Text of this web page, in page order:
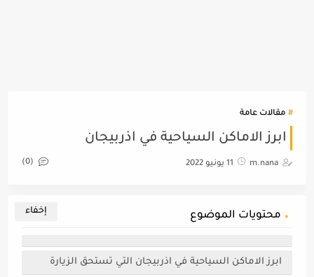
مقالات عامة
ابرز الاماكن السياحية في اذربيجان
m.nana 11 يونيو 2022 (0)
محتويات الموضوع
ابرز الاماكن السياحية في اذربيجان التي تستحق الزيارة